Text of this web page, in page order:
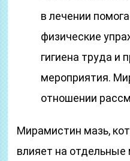
в лечении
физические
гигиена труда и
мероприятия.
отношении
Мирамистин мазь,
влияет на